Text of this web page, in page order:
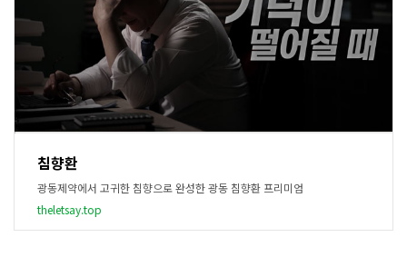
침향환
광동제약에서 고귀한 침향으로 완성한 광동 침향환 프리미엄
theletsay.top